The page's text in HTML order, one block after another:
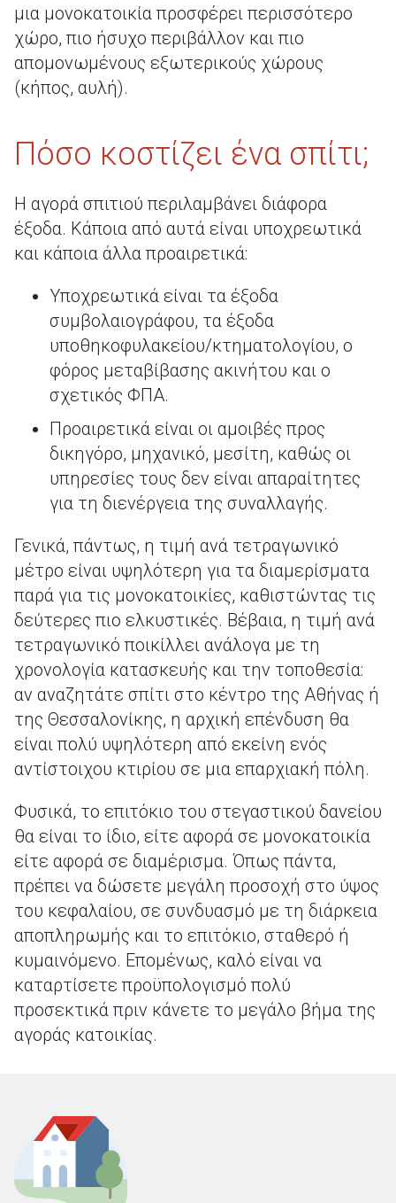
μια μονοκατοικία προσφέρει περισσότερο
χώρο, πιο ήσυχο περιβάλλον και πιο
απομονωμένους εξωτερικούς χώρους
(κήπος, αυλή).
Πόσο κοστίζει ένα σπίτι;
Η αγορά σπιτιού περιλαμβάνει διάφορα
έξοδα. Κάποια από αυτά είναι υποχρεωτικά
και κάποια άλλα προαιρετικά:
Υποχρεωτικά είναι τα έξοδα
συμβολαιογράφου, τα έξοδα
υποθηκοφυλακείου/κτηματολογίου, ο
φόρος μεταβίβασης ακινήτου και ο
σχετικός ΦΠΑ.
Προαιρετικά είναι οι αμοιβές προς
δικηγόρο, μηχανικό, μεσίτη, καθώς οι
υπηρεσίες τους δεν είναι απαραίτητες
για τη διενέργεια της συναλλαγής.
Γενικά, πάντως, η τιμή ανά τετραγωνικό
μέτρο είναι υψηλότερη για τα διαμερίσματα
παρά για τις μονοκατοικίες, καθιστώντας τις
δεύτερες πιο ελκυστικές. Βέβαια, η τιμή ανά
τετραγωνικό ποικίλλει ανάλογα με τη
χρονολογία κατασκευής και την τοποθεσία:
αν αναζητάτε σπίτι στο κέντρο της Αθήνας ή
της Θεσσαλονίκης, η αρχική επένδυση θα
είναι πολύ υψηλότερη από εκείνη ενός
αντίστοιχου κτιρίου σε μια επαρχιακή πόλη.
Φυσικά, το επιτόκιο του στεγαστικού δανείου
θα είναι το ίδιο, είτε αφορά σε μονοκατοικία
είτε αφορά σε διαμέρισμα. Όπως πάντα,
πρέπει να δώσετε μεγάλη προσοχή στο ύψος
του κεφαλαίου, σε συνδυασμό με τη διάρκεια
αποπληρωμής και το επιτόκιο, σταθερό ή
κυμαινόμενο. Επομένως, καλό είναι να
καταρτίσετε προϋπολογισμό πολύ
προσεκτικά πριν κάνετε το μεγάλο βήμα της
αγοράς κατοικίας.